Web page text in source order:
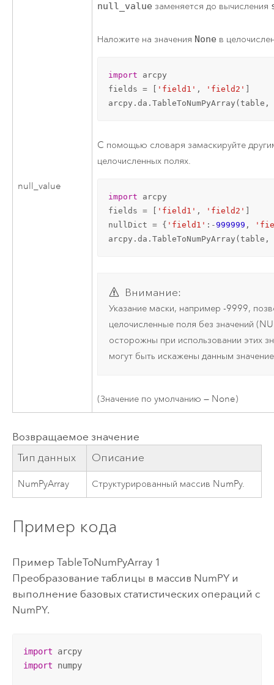
null_value
null_value заменяется до вычисления
Наложите на значения None в
import arcpy
fields = [ 'field1' , 'field2' ]
C помощью словаря замаскируйте
целочисленных полях.
import arcpy
fields = [
'field1' , 'field2'
nullDict = { 'field1' :-999999 ,
Внимание:
Указание маски, например -9999,
целочисленные поля без значений
осторожны при использовании этих
могут быть искажены данным
(Значение по умолчанию — None)
Возвращаемое значение
Тип данных Описание
NumPyArray Структурированный массив NumPy.
Пример кода
Пример TableToNumPyArray 1
Преобразование таблицы в массив NumPY и
выполнение базовых статистических операций с
NumPY.
import
arcpy
import numpy